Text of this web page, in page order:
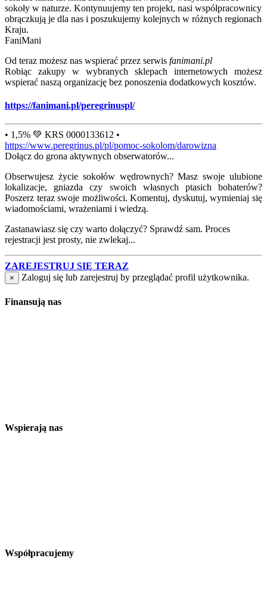
sokoły w naturze. Kontynuujemy ten projekt, nasi współpracownicy
obrączkują je dla nas i poszukujemy kolejnych w różnych regionach
Kraju.
FaniMani
Od teraz możesz nas wspierać przez serwis fanimani.pl
Robiąc zakupy w wybranych sklepach internetowych możesz
wspierać naszą organizację bez ponoszenia dodatkowych kosztów.
https://fanimani.pl/peregrinuspl/
• 1,5% 💚 KRS 0000133612 •
https://www.peregrinus.pl/pl/pomoc-sokolom/darowizna
Dołącz do grona aktywnych obserwatorów...
Obserwujesz życie sokołów wędrownych? Masz swoje ulubione
lokalizacje, gniazda czy swoich własnych ptasich bohaterów?
Poszerz teraz swoje możliwości. Komentuj, dyskutuj, wymieniaj się
wiadomościami, wrażeniami i wiedzą.
Zastanawiasz się czy warto dołączyć? Sprawdź sam. Proces
rejestracji jest prosty, nie zwlekaj...
ZAREJESTRUJ SIĘ TERAZ
× Zaloguj się lub zarejestruj by przeglądać profil użytkownika.
Finansują nas
Wspierają nas
Współpracujemy